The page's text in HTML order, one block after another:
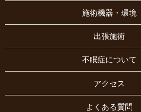
施術機器・環境
出張施術
不眠症について
アクセス
よくある質問